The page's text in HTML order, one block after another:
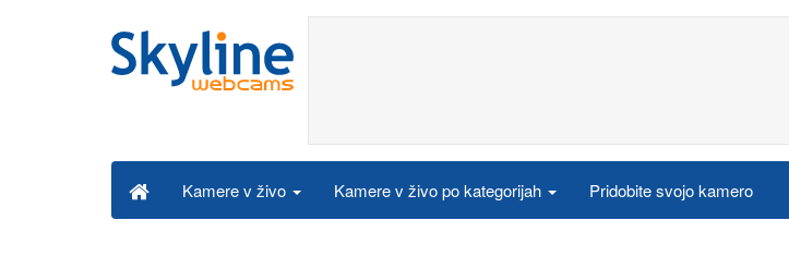
Kamere v živo Kamere v živo po kategorijah Pridobite svojo kamero